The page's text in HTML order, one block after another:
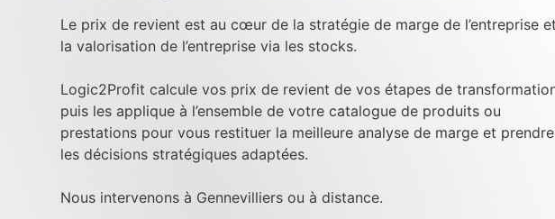
Le prix de revient est au cœur de la stratégie de marge de l’entreprise et
la valorisation de l’entreprise via les stocks.
Logic2Profit calcule vos prix de revient de vos étapes de
puis les applique à l’ensemble de votre catalogue de produits ou
prestations pour vous restituer la meilleure analyse de marge et prendre
les décisions stratégiques adaptées.
Nous intervenons à Gennevilliers ou à distance.